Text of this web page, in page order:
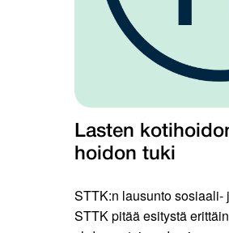
Lasten
hoidon tuki
STTK:n lausunto
STTK pitää esitystä